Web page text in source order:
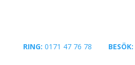
RING: 0171 47 76 78 BESÖK: